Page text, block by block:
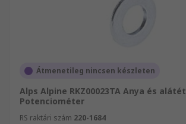
Átmenetileg nincsen készleten
Alps Alpine RKZ00023TA Anya és alátét
Potenciométer
RS raktári szám 220-1684